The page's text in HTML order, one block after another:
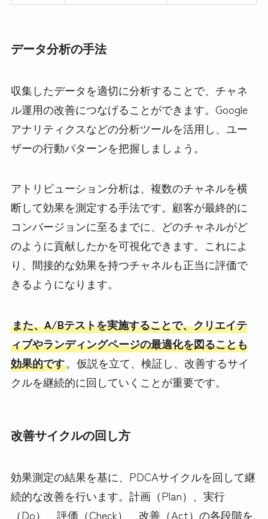
データ分析の手法
収集したデータを適切に分析することで、チャネ
ル運用の改善につなげることができます。Google
アナリティクスなどの分析ツールを活用し、ユー
ザーの行動パターンを把握しましょう。
アトリビューション分析は、複数のチャネルを横
断して効果を測定する手法です。顧客が最終的に
コンバージョンに至るまでに、どのチャネルがど
のように貢献したかを可視化できます。これによ
り、間接的な効果を持つチャネルも正当に評価で
きるようになります。
また、A/Bテストを実施することで、クリエイテ
ィブやランディングページの最適化を図ることも
効果的です。仮説を立て、検証し、改善するサイ
クルを継続的に回していくことが重要です。
改善サイクルの回し方
効果測定の結果を基に、PDCAサイクルを回して継
続的な改善を行います。計画（Plan）、実行
（Do）、評価（Check）、改善（Act）の各段階を